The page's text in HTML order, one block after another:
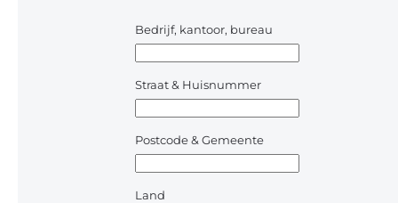
Bedrijf, kantoor, bureau
Straat & Huisnummer
Postcode & Gemeente
Land